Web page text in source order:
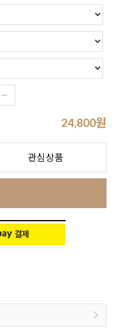
24,800원
관심상품